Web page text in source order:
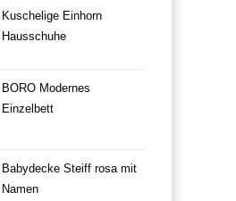
Kuschelige Einhorn
Hausschuhe
BORO Modernes
Einzelbett
Babydecke Steiff rosa mit
Namen